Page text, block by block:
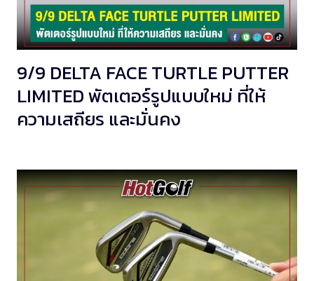
9/9 DELTA FACE TURTLE PUTTER
LIMITED พัตเตอร์รูปแบบใหม่ ที่ให้
ความเสถียร และมั่นคง